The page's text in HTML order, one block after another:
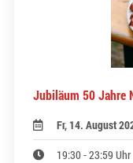
Jubiläum 50 Jahre
Fr, 14. August
19:30 - 23:59 Uhr